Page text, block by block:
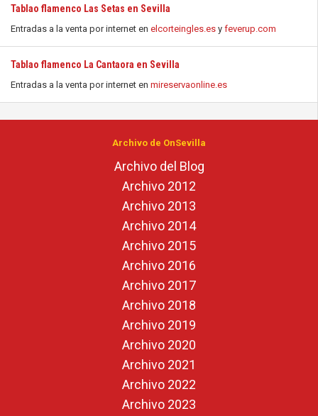
Tablao flamenco Las Setas en Sevilla
Entradas a la venta por internet en elcorteingles.es y feverup.com
Tablao flamenco La Cantaora en Sevilla
Entradas a la venta por internet en mireservaonline.es
Archivo de OnSevilla
Archivo del Blog
Archivo 2012
Archivo 2013
Archivo 2014
Archivo 2015
Archivo 2016
Archivo 2017
Archivo 2018
Archivo 2019
Archivo 2020
Archivo 2021
Archivo 2022
Archivo 2023